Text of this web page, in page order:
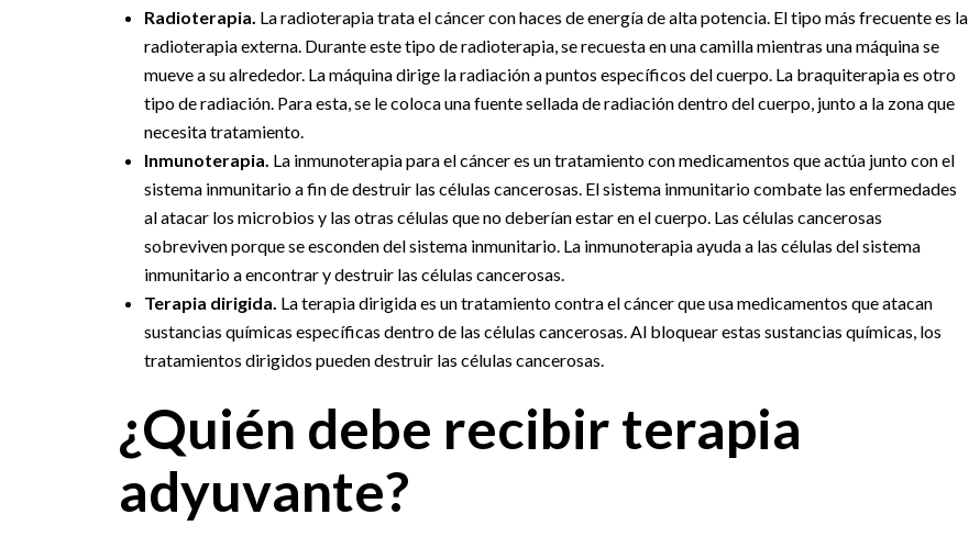
Radioterapia. La radioterapia trata el cáncer con haces de energía de alta potencia. El tipo más frecuente es la
radioterapia externa. Durante este tipo de radioterapia, se recuesta en una camilla mientras una máquina se
mueve a su alrededor. La máquina dirige la radiación a puntos específicos del cuerpo. La braquiterapia es otro
tipo de radiación. Para esta, se le coloca una fuente sellada de radiación dentro del cuerpo, junto a la zona que
necesita tratamiento.
Inmunoterapia. La inmunoterapia para el cáncer es un tratamiento con medicamentos que actúa junto con el
sistema inmunitario a fin de destruir las células cancerosas. El sistema inmunitario combate las enfermedades
al atacar los microbios y las otras células que no deberían estar en el cuerpo. Las células cancerosas
sobreviven porque se esconden del sistema inmunitario. La inmunoterapia ayuda a las células del sistema
inmunitario a encontrar y destruir las células cancerosas.
Terapia dirigida. La terapia dirigida es un tratamiento contra el cáncer que usa medicamentos que atacan
sustancias químicas específicas dentro de las células cancerosas. Al bloquear estas sustancias químicas, los
tratamientos dirigidos pueden destruir las células cancerosas.
¿Quién debe recibir terapia
adyuvante?